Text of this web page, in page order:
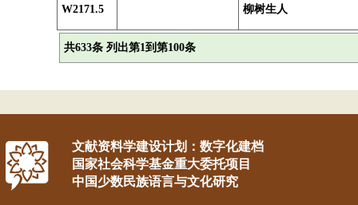
W2171.5 柳树生人
共633条 列出第1到第100条
文献资料学建设计划：数字化建档
国家社会科学基金重大委托项目
中国少数民族语言与文化研究